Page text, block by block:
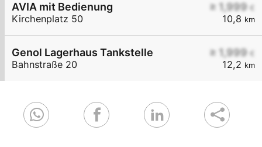
≥ 1,999 €
10,8 km
AVIA mit Bedienung
Kirchenplatz 50
≥ 1,999 €
12,2 km
Genol Lagerhaus Tankstelle
Bahnstraße 20